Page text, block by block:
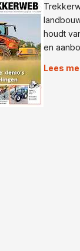
houdt
en
Lees